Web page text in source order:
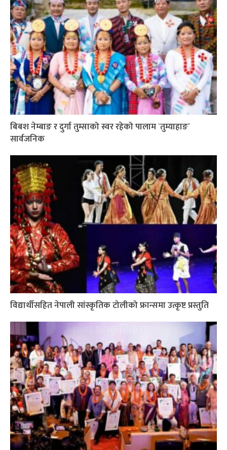
बिबश नेम्बाङ र दुर्गा तुम्साको स्वर रहेको पालाम `तुम्याहाङ´
सार्वजनिक
विद्यार्थीसहित नेपाली सांस्कृतिक टोलीको फ्रान्समा उत्कृष्ट प्रस्तुति